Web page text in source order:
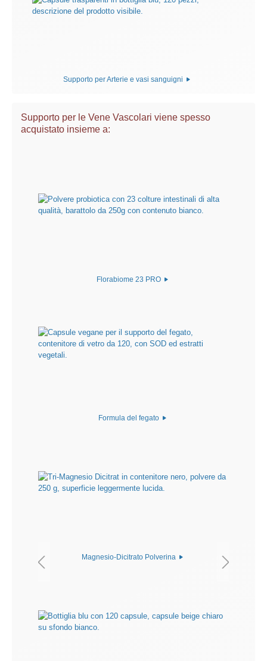
Supporto per Arterie e vasi sanguigni
Supporto per le Vene Vascolari viene spesso
acquistato insieme a:
Florabiome 23 PRO
Formula del fegato
Magnesio-Dicitrato Polverina